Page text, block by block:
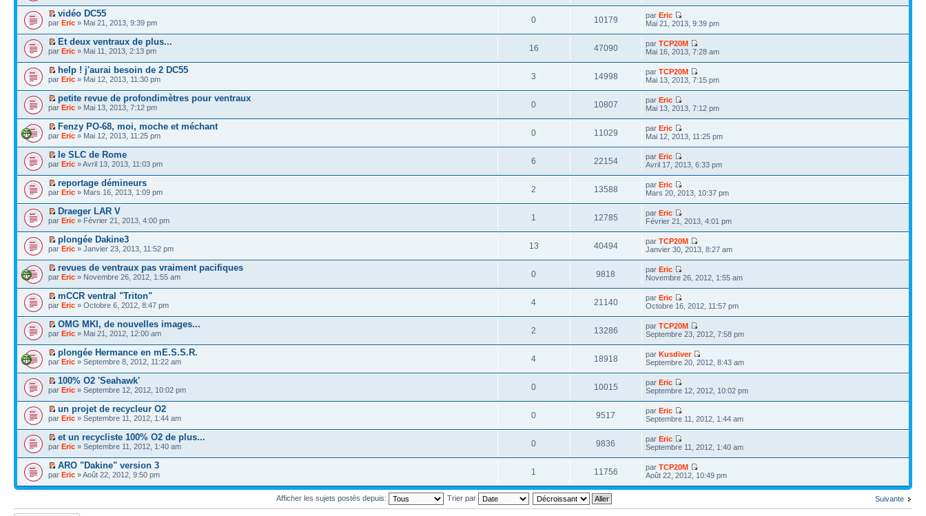
vidéo DC55
par Eric » Mai 21, 2013, 9:39 pm 0 10179 parEric
Mai 21, 2013, 9:39 pm
Et deux ventraux de plus...
par Eric » Mai 11, 2013, 2:13 pm 16 47090 parTCP20M
Mai 16, 2013, 7:28 am
help ! j'aurai besoin de 2 DC55
par Eric » Mai 12, 2013, 11:30 pm 3 14998 parTCP20M
Mai 13, 2013, 7:15 pm
petite revue de profondimètres pour ventraux
par Eric » Mai 13, 2013, 7:12 pm 0 10807 parEric
Mai 13, 2013, 7:12 pm
Fenzy PO-68, moi, moche et méchant
par Eric » Mai 12, 2013, 11:25 pm 0 11029 parEric
Mai 12, 2013, 11:25 pm
le SLC de Rome
par Eric » Avril 13, 2013, 11:03 pm 6 22154 parEric
Avril 17, 2013, 6:33 pm
reportage démineurs
par Eric » Mars 16, 2013, 1:09 pm 2 13588 parEric
Mars 20, 2013, 10:37 pm
Draeger LAR V
par Eric » Février 21, 2013, 4:00 pm 1 12785 parEric
Février 21, 2013, 4:01 pm
plongée Dakine3
par Eric » Janvier 23, 2013, 11:52 pm 13 40494 parTCP20M
Janvier 30, 2013, 8:27 am
revues de ventraux pas vraiment pacifiques
par Eric » Novembre 26, 2012, 1:55 am 0 9818 parEric
Novembre 26, 2012, 1:55 am
mCCR ventral "Triton"
par Eric » Octobre 6, 2012, 8:47 pm 4 21140 parEric
Octobre 16, 2012, 11:57 pm
OMG MKI, de nouvelles images...
par Eric » Mai 21, 2012, 12:00 am 2 13286 parTCP20M
Septembre 23, 2012, 7:58 pm
plongée Hermance en mE.S.S.R.
par Eric » Septembre 8, 2012, 11:22 am 4 18918 parKusdiver
Septembre 20, 2012, 8:43 am
100% O2 'Seahawk'
par Eric » Septembre 12, 2012, 10:02 pm 0 10015 parEric
Septembre 12, 2012, 10:02 pm
un projet de recycleur O2
par Eric » Septembre 11, 2012, 1:44 am 0 9517 parEric
Septembre 11, 2012, 1:44 am
et un recycliste 100% O2 de plus...
par Eric » Septembre 11, 2012, 1:40 am 0 9836 parEric
Septembre 11, 2012, 1:40 am
ARO "Dakine" version 3
par Eric » Août 22, 2012, 9:50 pm 1 11756 parTCP20M
Août 22, 2012, 10:49 pm
Suivante
Afficher les sujets postés depuis: Trier par